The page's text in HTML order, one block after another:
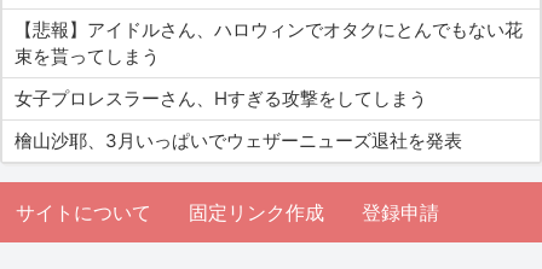
【悲報】アイドルさん、ハロウィンでオタクにとんでもない花
束を貰ってしまう
女子プロレスラーさん、Hすぎる攻撃をしてしまう
檜山沙耶、3月いっぱいでウェザーニューズ退社を発表
サイトについて 固定リンク作成 登録申請